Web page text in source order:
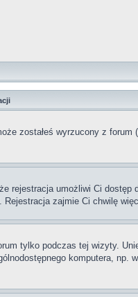
zostałeś wyrzucony z
rejestracja umożliwi Ci
zajmie Ci chwilę
tylko podczas tej wizyty.
komputera, np.